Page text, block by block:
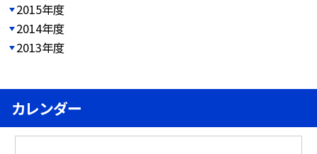
2015年度
2014年度
2013年度
カレンダー